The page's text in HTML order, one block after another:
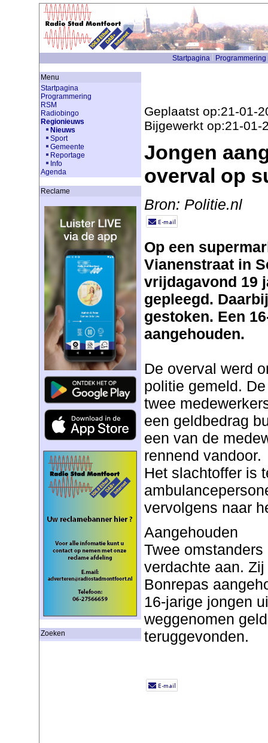
Startpagina Programmering
Menu
Startpagina
Programmering
RSM
Radiobingo
Regionieuws
Nieuws
Sport
Gemeente
Reportage
Info
Agenda
Reclame
Zoeken
Geplaatst op:21-01-
Bijgewerkt op:21-01-
Jongen
overval op
Bron: Politie.nl
Op een
Vianenstraat in
vrijdagavond 19
gepleegd.
gestoken. Een
aangehouden.
De overval werd
politie gemeld.
twee
een geldbedrag
een van de
rennend vandoor.
Het slachtoffer is
vervolgens naar
Aangehouden
Twee
verdachte aan.
Bonrepas
16-jarige jongen
weggenomen
teruggevonden.